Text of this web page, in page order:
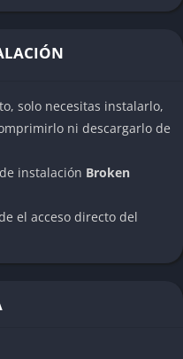
blindados ligeros y
helicópteros de ataque,
y bombarderos modernos.
en cuanto a
y secundario,
electrónicos.
equipamiento militar
pueden configurar las
en blindaje reactivo,
solo necesitas instalarlo,
ni descargarlo de
instalación Broken
el acceso directo del